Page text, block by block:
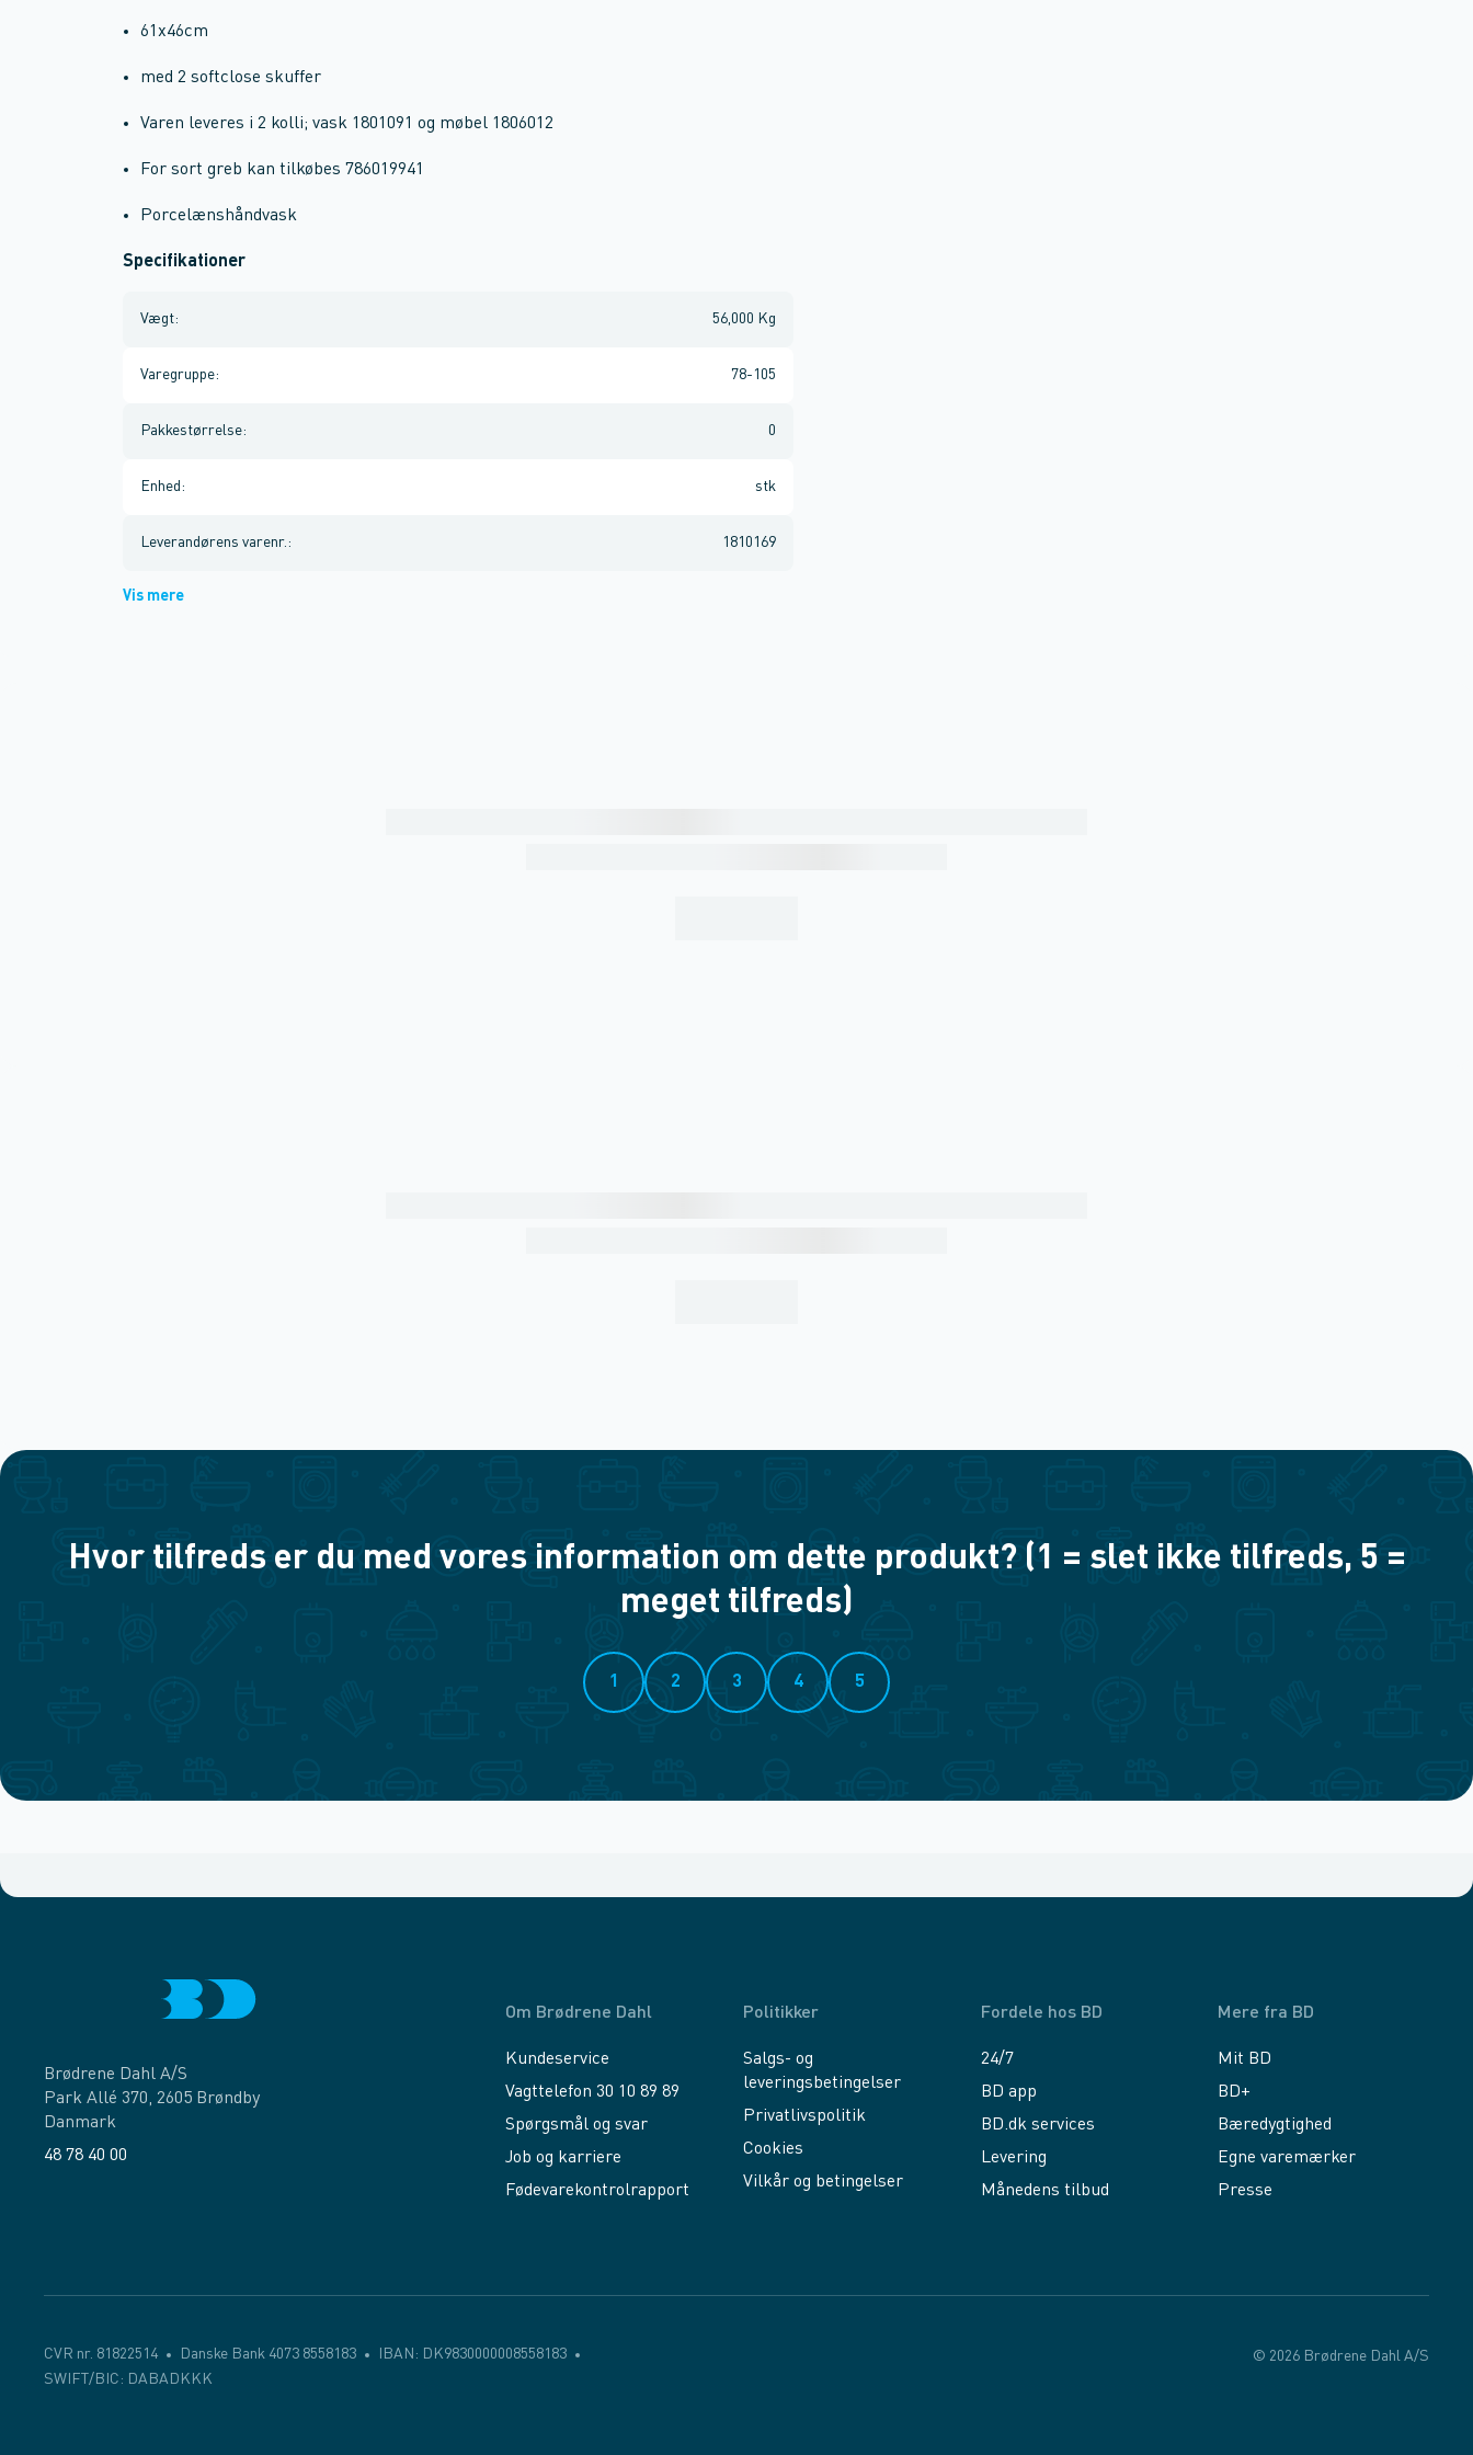
61x46cm
med 2 softclose skuffer
Varen leveres i 2 kolli; vask 1801091 og møbel 1806012
For sort greb kan tilkøbes 786019941
Porcelænshåndvask
Specifikationer
Vægt: 56,000 Kg
Varegruppe: 78-105
Pakkestørrelse: 0
Enhed : stk
Leverandørens varenr. : 1810169
Vis mere
Hvor tilfreds er du med vores information om dette produkt? (1 = slet ikke tilfreds, 5 =
meget tilfreds)
1 2 3 4 5
Brødrene Dahl A/S
Park Allé 370, 2605 Brøndby
Danmark
48 78 40 00
Om Brødrene Dahl
Kundeservice
Vagttelefon 30 10 89 89
Spørgsmål og svar
Job og karriere
Fødevarekontrolrapport
Politikker
Salgs- og
leveringsbetingelser
Privatlivspolitik
Cookies
Vilkår og betingelser
Fordele hos BD
24/7
BD app
BD.dk services
Levering
Månedens tilbud
Mere fra BD
Mit BD
BD+
Bæredygtighed
Egne varemærker
Presse
CVR nr. 81822514 Danske Bank 4073 8558183
IBAN: DK9830000008558183
SWIFT/BIC: DABADKKK
© 2026 Brødrene Dahl A/S